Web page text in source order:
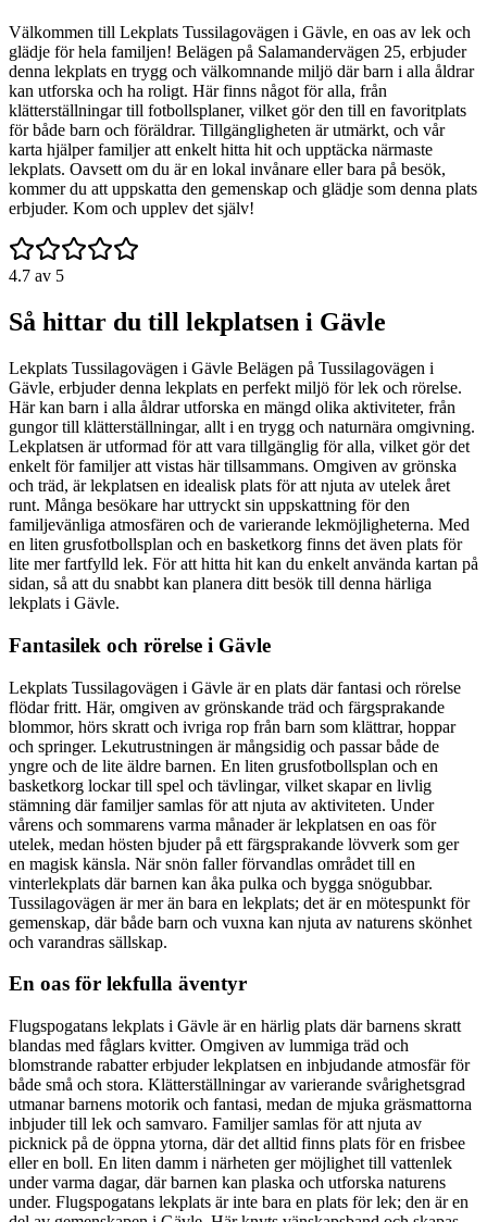
Välkommen till Lekplats Tussilagovägen i Gävle, en oas av lek och
glädje för hela familjen! Belägen på Salamandervägen 25, erbjuder
denna lekplats en trygg och välkomnande miljö där barn i alla åldrar
kan utforska och ha roligt. Här finns något för alla, från
klätterställningar till fotbollsplaner, vilket gör den till en favoritplats
för både barn och föräldrar. Tillgängligheten är utmärkt, och vår
karta hjälper familjer att enkelt hitta hit och upptäcka närmaste
lekplats. Oavsett om du är en lokal invånare eller bara på besök,
kommer du att uppskatta den gemenskap och glädje som denna plats
erbjuder. Kom och upplev det själv!
4.7 av 5
Så hittar du till lekplatsen i Gävle
Lekplats Tussilagovägen i Gävle Belägen på Tussilagovägen i
Gävle, erbjuder denna lekplats en perfekt miljö för lek och rörelse.
Här kan barn i alla åldrar utforska en mängd olika aktiviteter, från
gungor till klätterställningar, allt i en trygg och naturnära omgivning.
Lekplatsen är utformad för att vara tillgänglig för alla, vilket gör det
enkelt för familjer att vistas här tillsammans. Omgiven av grönska
och träd, är lekplatsen en idealisk plats för att njuta av utelek året
runt. Många besökare har uttryckt sin uppskattning för den
familjevänliga atmosfären och de varierande lekmöjligheterna. Med
en liten grusfotbollsplan och en basketkorg finns det även plats för
lite mer fartfylld lek. För att hitta hit kan du enkelt använda kartan på
sidan, så att du snabbt kan planera ditt besök till denna härliga
lekplats i Gävle.
Fantasilek och rörelse i Gävle
Lekplats Tussilagovägen i Gävle är en plats där fantasi och rörelse
flödar fritt. Här, omgiven av grönskande träd och färgsprakande
blommor, hörs skratt och ivriga rop från barn som klättrar, hoppar
och springer. Lekutrustningen är mångsidig och passar både de
yngre och de lite äldre barnen. En liten grusfotbollsplan och en
basketkorg lockar till spel och tävlingar, vilket skapar en livlig
stämning där familjer samlas för att njuta av aktiviteten. Under
vårens och sommarens varma månader är lekplatsen en oas för
utelek, medan hösten bjuder på ett färgsprakande lövverk som ger
en magisk känsla. När snön faller förvandlas området till en
vinterlekplats där barnen kan åka pulka och bygga snögubbar.
Tussilagovägen är mer än bara en lekplats; det är en mötespunkt för
gemenskap, där både barn och vuxna kan njuta av naturens skönhet
och varandras sällskap.
En oas för lekfulla äventyr
Flugspogatans lekplats i Gävle är en härlig plats där barnens skratt
blandas med fåglars kvitter. Omgiven av lummiga träd och
blomstrande rabatter erbjuder lekplatsen en inbjudande atmosfär för
både små och stora. Klätterställningar av varierande svårighetsgrad
utmanar barnens motorik och fantasi, medan de mjuka gräsmattorna
inbjuder till lek och samvaro. Familjer samlas för att njuta av
picknick på de öppna ytorna, där det alltid finns plats för en frisbee
eller en boll. En liten damm i närheten ger möjlighet till vattenlek
under varma dagar, där barnen kan plaska och utforska naturens
under. Flugspogatans lekplats är inte bara en plats för lek; den är en